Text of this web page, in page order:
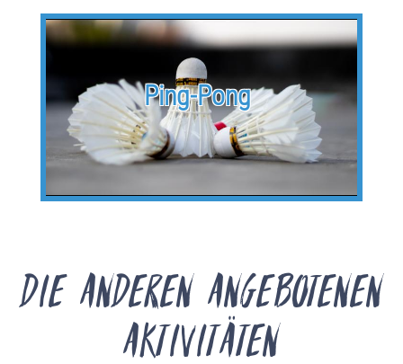
Ping-Pong
Die anderen angebotenen
Aktivitäten